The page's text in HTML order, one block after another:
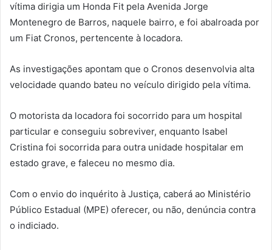
vítima dirigia um Honda Fit pela Avenida Jorge
Montenegro de Barros, naquele bairro, e foi abalroada por
um Fiat Cronos, pertencente à locadora.
As investigações apontam que o Cronos desenvolvia alta
velocidade quando bateu no veículo dirigido pela vítima.
O motorista da locadora foi socorrido para um hospital
particular e conseguiu sobreviver, enquanto Isabel
Cristina foi socorrida para outra unidade hospitalar em
estado grave, e faleceu no mesmo dia.
Com o envio do inquérito à Justiça, caberá ao Ministério
Público Estadual (MPE) oferecer, ou não, denúncia contra
o indiciado.